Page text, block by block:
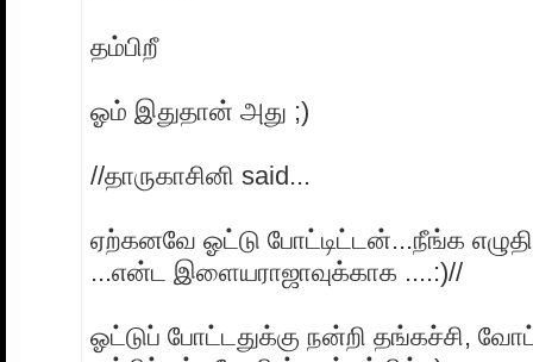
தம்பிறீ
ஓம் இதுதான் அது ;)
//தாருகாசினி said...
ஏற்கனவே ஓட்டு போட்டிட்டன்...நீங்க
...என்ட இளையராஜாவுக்காக ....:)//
ஓட்டுப் போட்டதுக்கு நன்றி தங்கச்சி,